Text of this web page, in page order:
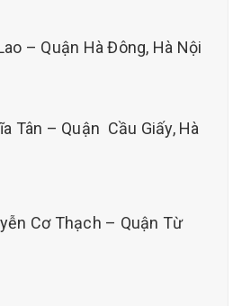
các loại thảm chúng tôi tin
khách hàng nhanh chóng,
giặt thảm chuẩn.
– Quận Hà Đông, Hà Nội
Tân – Quận Cầu Giấy, Hà
Cơ Thạch – Quận Từ